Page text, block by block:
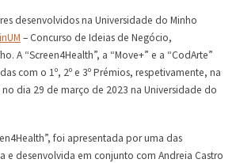
desenvolvidos na Universidade do Minho
– Concurso de Ideias de Negócio,
A “Screen4Health”, a “Move+” e a “CodArte”
com o 1º, 2º e 3º Prémios, respetivamente, na
dia 29 de março de 2023 na Universidade do
foi apresentada por uma das
e desenvolvida em conjunto com Andreia Castro